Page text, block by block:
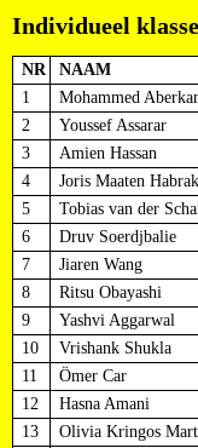
Individueel
NR NAAM
1
Mohammed
2
Youssef Assarar
3
Amien Hassan
4
Joris Maaten
5
Tobias van der
6
Druv Soerdjbalie
7
Jiaren Wang
8
Ritsu Obayashi
9
Yashvi Aggarwal
10
Vrishank Shukla
11
Ömer Car
12
Hasna Amani
13
Olivia Kringos